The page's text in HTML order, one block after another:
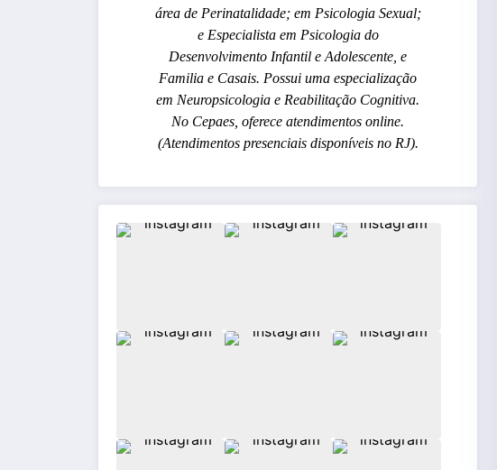
área de Perinatalidade; em Psicologia Sexual;
e Especialista em Psicologia do
Desenvolvimento Infantil e Adolescente, e
Familia e Casais. Possui uma especialização
em Neuropsicologia e Reabilitação Cognitiva.
No Cepaes, oferece atendimentos online.
(Atendimentos presenciais disponíveis no RJ).